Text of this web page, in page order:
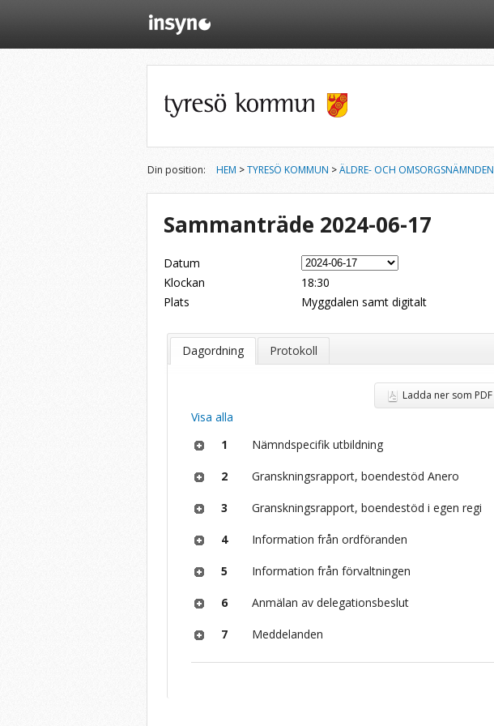
Din position: HEM >TYRESÖ KOMMUN >ÄLDRE- OCH OMSORGSNÄMNDEN
Sammanträde 2024-06-17
Datum
Klockan
18:30
Plats
Myggdalen samt digitalt
Dagordning Protokoll
Ladda ner som PDF
Visa alla
1
Nämndspecifik utbildning
2 Granskningsrapport, boendestöd Anero
3 Granskningsrapport, boendestöd i egen regi
4 Information från ordföranden
5 Information från förvaltningen
6 Anmälan av delegationsbeslut
7 Meddelanden